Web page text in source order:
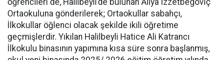
öğrencileri de, Halilbeyli’de bulunan Aliya İzzetbegoviç
Ortaokuluna gönderilerek; Ortaokullar sabahçı,
İlkokullar öğlenci olacak şekilde ikili öğretime
geçmişlerdir. Yıkılan Halilbeyli Hatice Ali Katrancı
İlkokulu binasının yapımına kısa süre sonra başlanmış,